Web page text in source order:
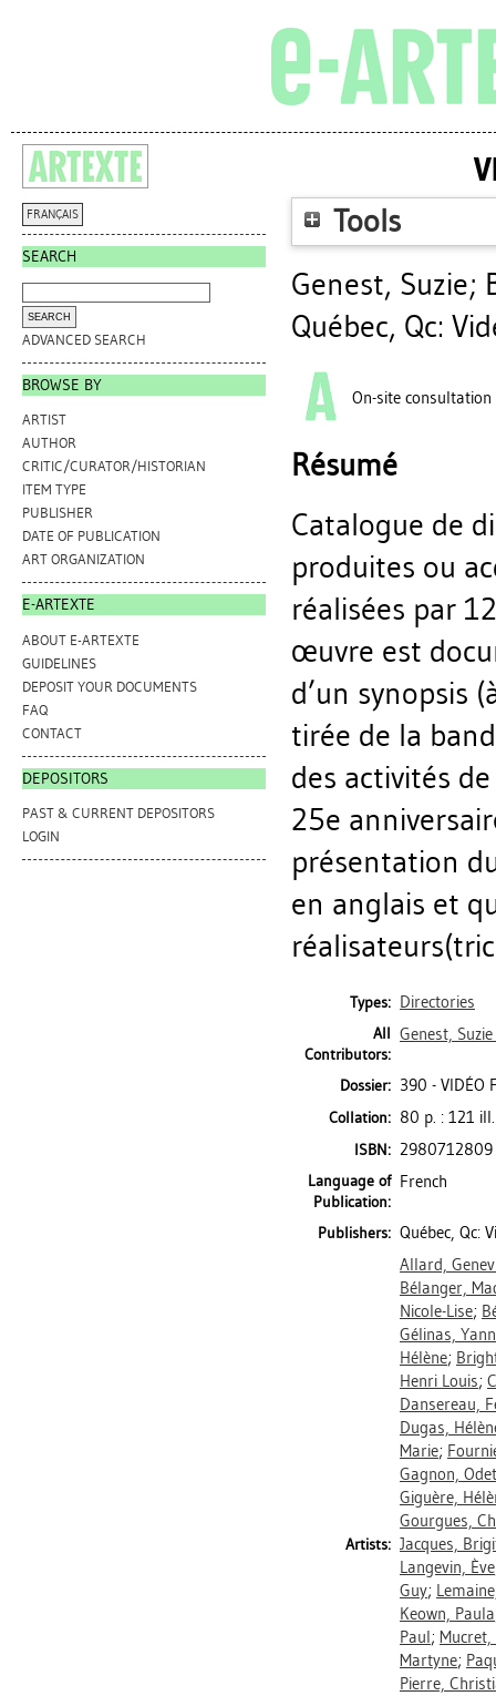
FRANÇAIS
SEARCH
ADVANCED SEARCH
BROWSE BY
ARTIST
AUTHOR
CRITIC/CURATOR/HISTORIAN
ITEM TYPE
PUBLISHER
DATE OF PUBLICATION
ART ORGANIZATION
E-ARTEXTE
ABOUT E-ARTEXTE
GUIDELINES
DEPOSIT YOUR DOCUMENTS
FAQ
CONTACT
DEPOSITORS
PAST & CURRENT DEPOSITORS
LOGIN
Tools
Genest, Suzie;
Québec, Qc:
On-site consultation
Résumé
Catalogue de
produites ou
réalisées par
œuvre est
d’un synopsis
tirée de la
des activités
25e
présentation
en anglais et
Types: Directories
All
Contributors:
Genest, Suzie
Dossier: 390 - VIDÉO
Collation: 80 p. : 121
ISBN: 2980712809
Language of
Publication:
French
Publishers: Québec, Qc:
Artists:
Allard,
Bélanger,
Nicole-Lise;
Gélinas,
Hélène;
Henri Louis;
Dansereau,
Dugas,
Marie;
Gagnon,
Giguère,
Gourgues,
Jacques,
Langevin, Ève
Guy;
Keown, Paula
Paul; Mucret,
Martyne;
Pierre,